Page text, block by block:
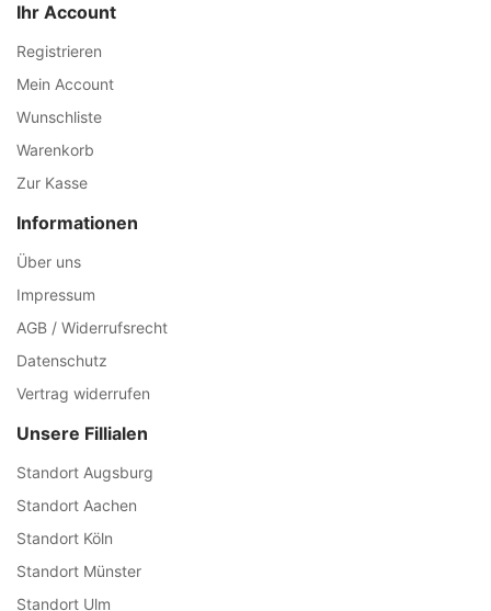
Ihr Account
Registrieren
Mein Account
Wunschliste
Warenkorb
Zur Kasse
Informationen
Über uns
Impressum
AGB / Widerrufsrecht
Datenschutz
Vertrag widerrufen
Unsere Fillialen
Standort Augsburg
Standort Aachen
Standort Köln
Standort Münster
Standort Ulm